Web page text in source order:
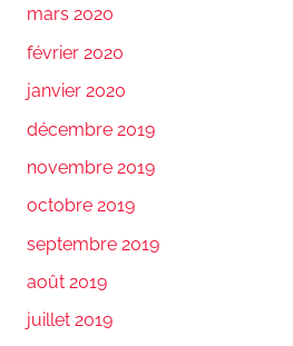
mars 2020
février 2020
janvier 2020
décembre 2019
novembre 2019
octobre 2019
septembre 2019
août 2019
juillet 2019